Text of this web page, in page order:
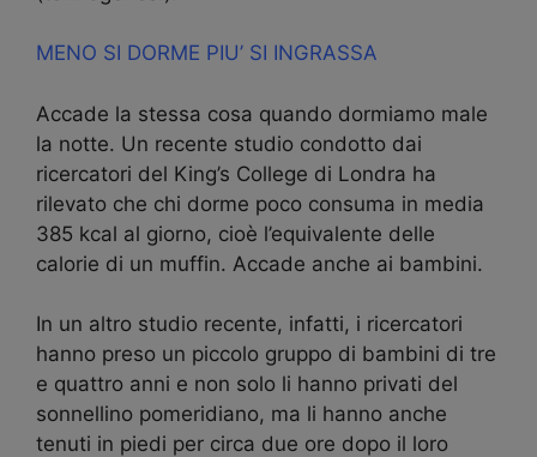
MENO SI DORME PIU’ SI INGRASSA
Accade la stessa cosa quando dormiamo male
la notte. Un recente studio condotto dai
ricercatori del King’s College di Londra ha
rilevato che chi dorme poco consuma in media
385 kcal al giorno, cioè l’equivalente delle
calorie di un muffin. Accade anche ai bambini.
In un altro studio recente, infatti, i ricercatori
hanno preso un piccolo gruppo di bambini di tre
e quattro anni e non solo li hanno privati del
sonnellino pomeridiano, ma li hanno anche
tenuti in piedi per circa due ore dopo il loro